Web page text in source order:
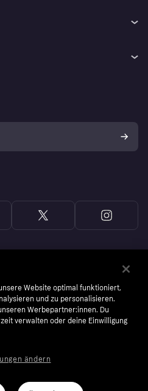
Dein Widerrufsrecht
Website optimal funktioniert,
und zu personalisieren.
Werbepartner:innen. Du
verwalten oder deine Einwilligung
ändern